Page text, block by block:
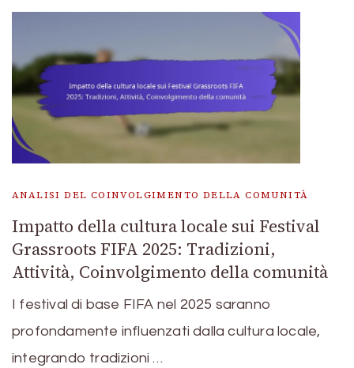
ANALISI DEL COINVOLGIMENTO DELLA COMUNITÀ
Impatto della cultura locale sui Festival
Grassroots FIFA 2025: Tradizioni,
Attività, Coinvolgimento della comunità
I festival di base FIFA nel 2025 saranno
profondamente influenzati dalla cultura locale,
integrando tradizioni …